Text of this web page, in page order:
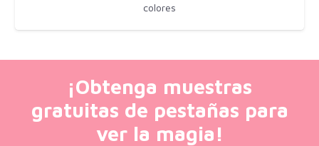
colores
¡Obtenga muestras
gratuitas de pestañas para
ver la magia!